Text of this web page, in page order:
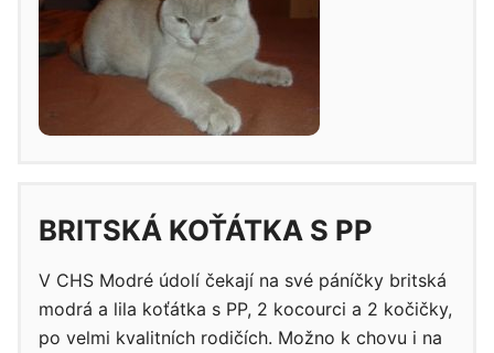
BRITSKÁ KOŤÁTKA S PP
V CHS Modré údolí čekají na své páníčky britská
modrá a lila koťátka s PP, 2 kocourci a 2 kočičky,
po velmi kvalitních rodičích. Možno k chovu i na